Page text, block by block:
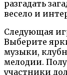
разгадать
весело и
Следующая
Выберите
музыки,
мелодии.
участники